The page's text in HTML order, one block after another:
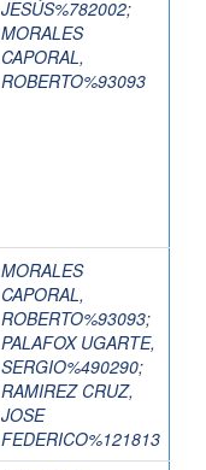
JESÚS%782002;
MORALES
CAPORAL,
ROBERTO%93093
MORALES
CAPORAL,
ROBERTO%93093;
PALAFOX UGARTE,
SERGIO%490290;
RAMIREZ CRUZ,
JOSE
FEDERICO%121813